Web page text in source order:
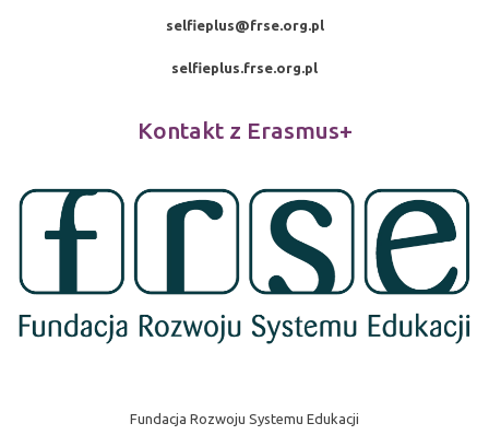
selfieplus@frse.org.pl
selfieplus.frse.org.pl
Kontakt z Erasmus+
Fundacja Rozwoju Systemu Edukacji